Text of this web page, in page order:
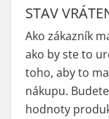
STAV
Ako zákazník
ako by ste to
toho, aby to
nákupu.
hodnoty